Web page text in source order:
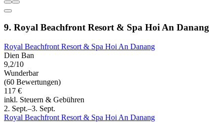
9. Royal Beachfront Resort & Spa Hoi An Danang
Royal Beachfront Resort & Spa Hoi An Danang
Dien Ban
9,2/10
Wunderbar
(60 Bewertungen)
117 €
inkl. Steuern & Gebühren
2. Sept.–3. Sept.
Royal Beachfront Resort & Spa Hoi An Danang